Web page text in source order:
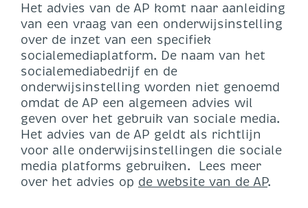
Het advies van de AP komt naar aanleiding
van een vraag van een onderwijsinstelling
over de inzet van een specifiek
socialemediaplatform. De naam van het
socialemediabedrijf en de
onderwijsinstelling worden niet genoemd
omdat de AP een algemeen advies wil
geven over het gebruik van sociale media.
Het advies van de AP geldt als richtlijn
voor alle onderwijsinstellingen die sociale
media platforms gebruiken. Lees meer
over het advies op de website van de AP.